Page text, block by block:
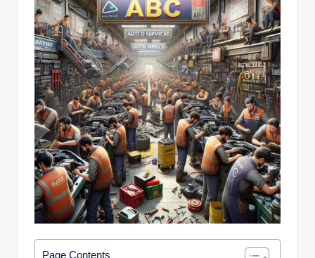
Page Contents